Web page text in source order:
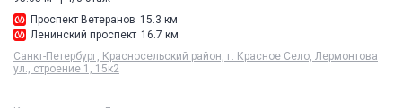
Проспект Ветеранов 15.3 км
Ленинский проспект 16.7 км
Санкт-Петербург, Красносельский район, г. Красное Село, Лермонтова
ул., строение 1, 15к2